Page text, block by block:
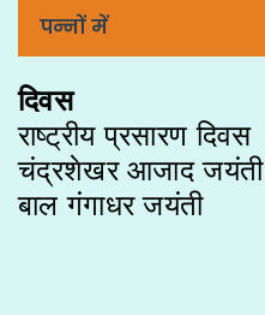
पन्नों में
दिवस
राष्ट्रीय प्रसारण दिवस
चंद्रशेखर आजाद जयंती
बाल गंगाधर जयंती